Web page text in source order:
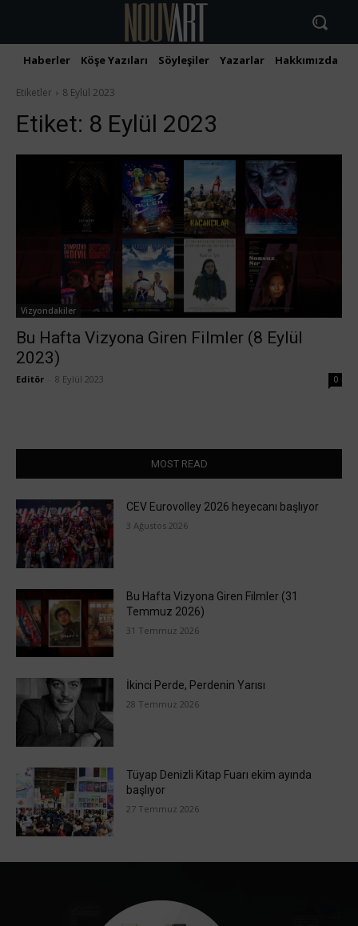
Haberler Köşe Yazıları Söyleşiler Yazarlar Hakkımızda
Etiketler 8 Eylül 2023
Etiket: 8 Eylül 2023
Vizyondakiler
Bu Hafta Vizyona Giren Filmler (8 Eylül
2023)
Editör 8 Eylül 2023 0
MOST READ
CEV Eurovolley 2026 heyecanı başlıyor
3 Ağustos 2026
Bu Hafta Vizyona Giren Filmler (31
Temmuz 2026)
31 Temmuz 2026
İkinci Perde, Perdenin Yarısı
28 Temmuz 2026
Tüyap Denizli Kitap Fuarı ekim ayında
başlıyor
27 Temmuz 2026